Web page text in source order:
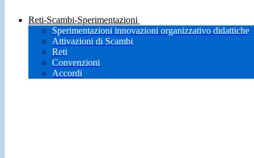
Reti-Scambi-Sperimentazioni
Sperimentazioni innovazioni organizzativo didattiche
Attivazioni di Scambi
Reti
Convenzioni
Accordi